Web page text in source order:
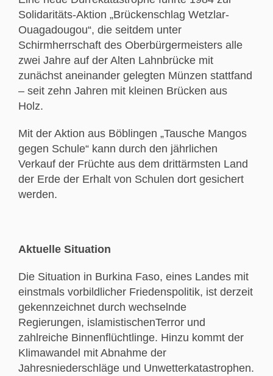
Solidaritäts-Aktion „Brückenschlag Wetzlar-
Ouagadougou“, die seitdem unter
Schirmherrschaft des Oberbürgermeisters alle
zwei Jahre auf der Alten Lahnbrücke mit
zunächst aneinander gelegten Münzen stattfand
– seit zehn Jahren mit kleinen Brücken aus
Holz.
Mit der Aktion aus Böblingen „Tausche Mangos
gegen Schule“ kann durch den jährlichen
Verkauf der Früchte aus dem drittärmsten Land
der Erde der Erhalt von Schulen dort gesichert
werden.
Aktuelle Situation
Die Situation in Burkina Faso, eines Landes mit
einstmals vorbildlicher Friedenspolitik, ist derzeit
gekennzeichnet durch wechselnde
Regierungen, islamistischenTerror und
zahlreiche Binnenflüchtlinge. Hinzu kommt der
Klimawandel mit Abnahme der
Jahresniederschläge und Unwetterkatastrophen.